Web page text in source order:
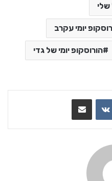
שלי
יומי עקרב
הורוסקופ יומי של גדי
VKontakte